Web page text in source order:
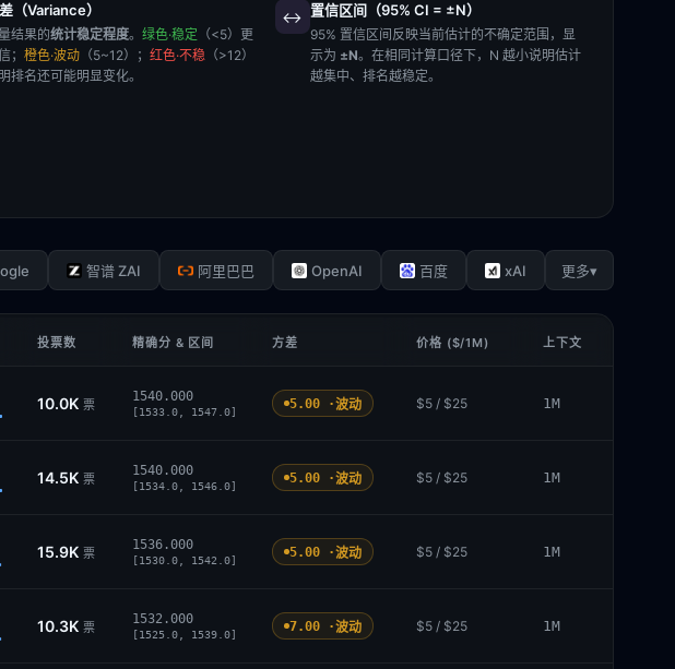
（Variance）
结果的统计稳定程度。 绿色·稳定 （<5）更
； 橙色·波动 （5~12）； 红色·不稳 （>12）
排名还可能明显变化。
↔️ 置信区间（95% CI = ±N）
95% 置信区间反映当前估计的不确定范围，显
示为 ±N。在相同计算口径下，N 越小说明估计
越集中、排名越稳定。
智谱 ZAI 阿里巴巴 OpenAI 百度 xAI 更多▾
投票数 精确分 & 区间 方差 价格 ($/1M) 上下文
10.0K 票
1540.000
[1533.0, 1547.0]
5.00 ·波动 $5 / $25 1M
14.5K 票
1540.000
[1534.0, 1546.0]
5.00 ·波动 $5 / $25 1M
15.9K 票
1536.000
[1530.0, 1542.0]
5.00 ·波动 $5 / $25 1M
10.3K 票
1532.000
[1525.0, 1539.0]
7.00 ·波动 $5 / $25 1M